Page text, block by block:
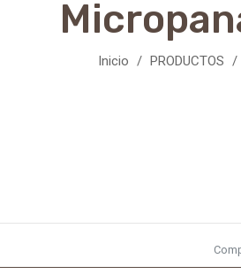
Inicio PRODUCTOS